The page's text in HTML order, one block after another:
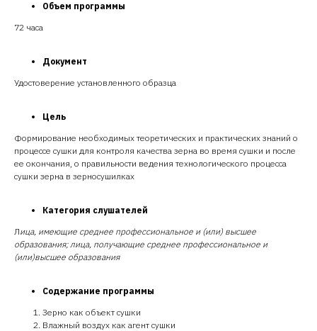
Объем программы
72 часа
Документ
Удостоверение установленного образца
Цель
Формирование необходимых теоретических и практических знаний о
процессе сушки для контроля качества зерна во время сушки и после
ее окончания, о правильности ведения технологического процесса
сушки зерна в зерносушилках
Категория слушателей
Лица, имеющие среднее профессиональное и (или) высшее
образования; лица, получающие среднее профессиональное и
(или)высшее образования
Содержание программы
Зерно как объект сушки
Влажный воздух как агент сушки